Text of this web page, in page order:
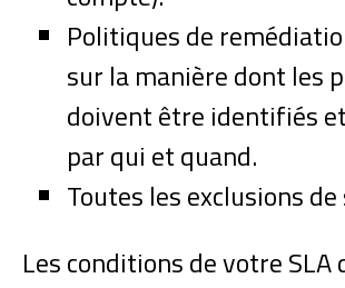
Politiques de
sur la manière dont les
doivent être identifiés
par qui et quand.
Toutes les exclusions
Les conditions de votre